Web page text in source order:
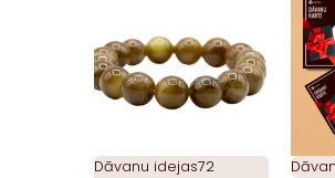
Dāvanu idejas72